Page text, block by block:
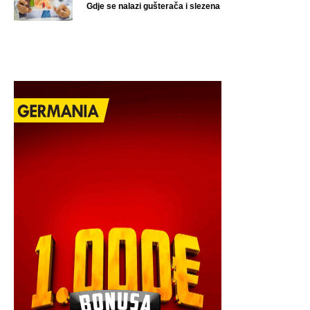
Gdje se nalazi gušterača i slezena